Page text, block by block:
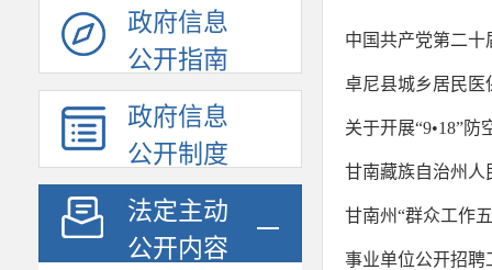
政府信息
公开指南
政府信息
公开制度
法定主动
公开内容
中国共产党第二
卓尼县城乡居民医
关于开展“9•18”
甘南藏族自治州人
甘南州“群众工作
事业单位公开招聘